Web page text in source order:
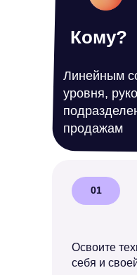
Кому?
Линейным
уровня,
продажам
Освоите
себя и
01